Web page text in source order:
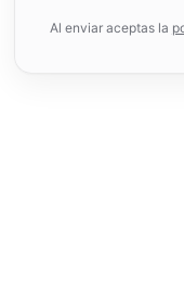
Al enviar aceptas la